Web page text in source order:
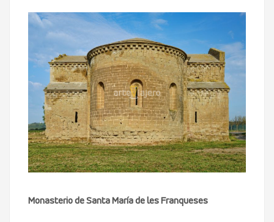
Monasterio de Santa María de les Franqueses